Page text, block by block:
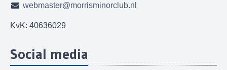
webmaster@morrisminorclub.nl
KvK: 40636029
Social media